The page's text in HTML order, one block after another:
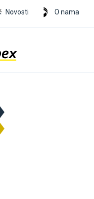
Novosti O nama